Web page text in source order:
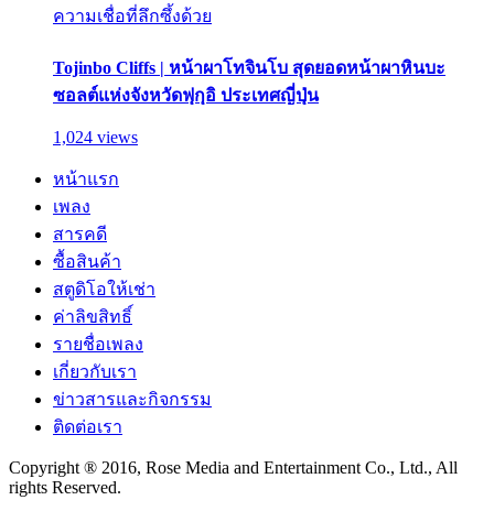
ความเชื่อที่ลึกซึ้งด้วย
Tojinbo Cliffs | หน้าผาโทจินโบ สุดยอดหน้าผาหินบะ
ซอลต์แห่งจังหวัดฟุกุอิ ประเทศญี่ปุ่น
1,024 views
หน้าแรก
เพลง
สารคดี
ซื้อสินค้า
สตูดิโอให้เช่า
ค่าลิขสิทธิ์
รายชื่อเพลง
เกี่ยวกับเรา
ข่าวสารและกิจกรรม
ติดต่อเรา
Copyright ® 2016, Rose Media and Entertainment Co., Ltd., All
rights Reserved.